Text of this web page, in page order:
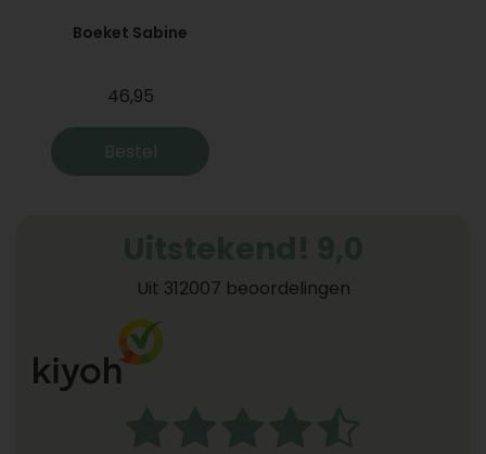
Boeket Sabine
46,95
Bestel
Uit 312007 beoordelingen